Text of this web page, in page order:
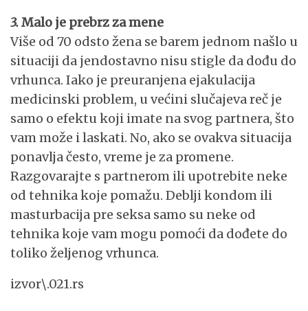
3.Malo je prebrz za mene
Više od 70 odsto žena se barem jednom našlo u
situaciji da jendostavno nisu stigle da dođu do
vrhunca. Iako je preuranjena ejakulacija
medicinski problem, u većini slučajeva reč je
samo o efektu koji imate na svog partnera, što
vam može i laskati. No, ako se ovakva situacija
ponavlja često, vreme je za promene.
Razgovarajte s partnerom ili upotrebite neke
od tehnika koje pomažu. Deblji kondom ili
masturbacija pre seksa samo su neke od
tehnika koje vam mogu pomoći da dođete do
toliko željenog vrhunca.
izvor\.021.rs